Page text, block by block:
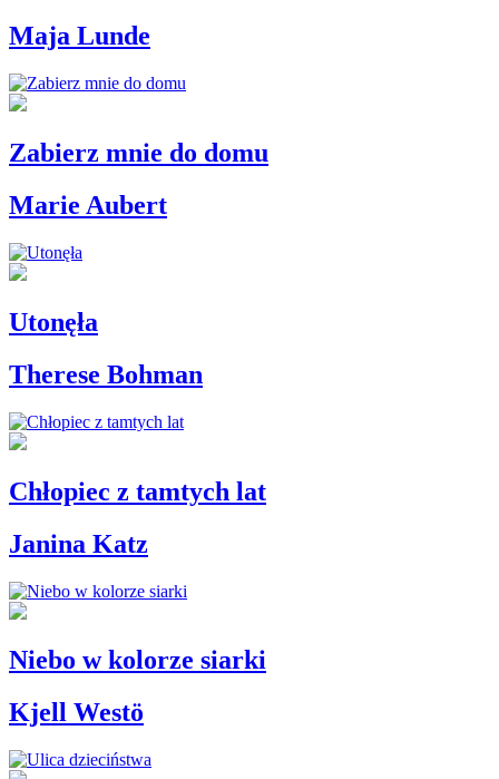
Maja Lunde
Zabierz mnie do domu
Marie Aubert
Utonęła
Therese Bohman
Chłopiec z tamtych lat
Janina Katz
Niebo w kolorze siarki
Kjell Westö